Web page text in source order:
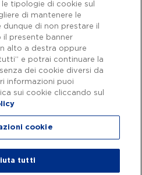
interamente versato - Codice fiscale e
di Roma 07516911000 | C.C.I.A.A.
- Sede Legale: via A. Bergamini, 50
Spa, Tutti i diritti riservati
tipologie di cookie sul
di mantenere le
di non prestare il
il presente banner
alto a destra oppure
e potrai continuare la
dei cookie diversi da
informazioni puoi
sui cookie cliccando sul
cookie
tutti